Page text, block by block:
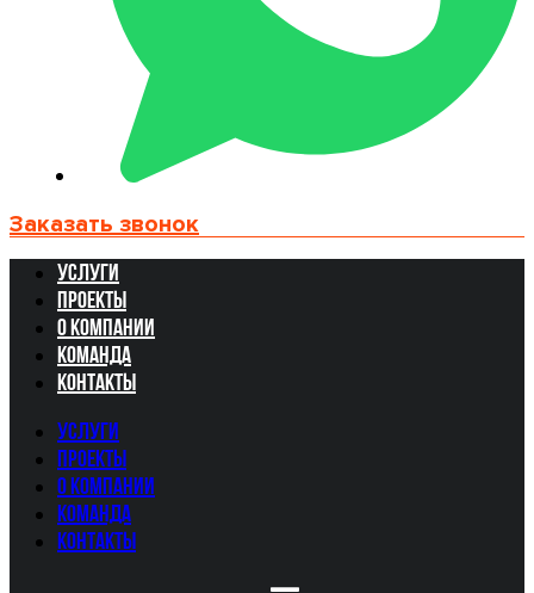
Заказать звонок
Услуги
Проекты
О компании
Команда
Контакты
Услуги
Проекты
О компании
Команда
Контакты